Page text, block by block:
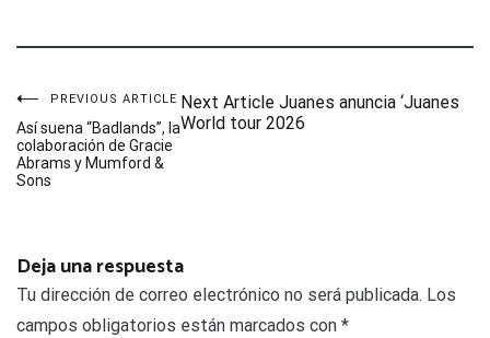
Navegación
de
PREVIOUS ARTICLE
Así suena “Badlands”, la
colaboración de Gracie
Abrams y Mumford &
Sons
Next Article Juanes anuncia ‘Juanes
World tour 2026
Deja una respuesta
Tu dirección de correo electrónico no será publicada. Los
campos obligatorios están marcados con *